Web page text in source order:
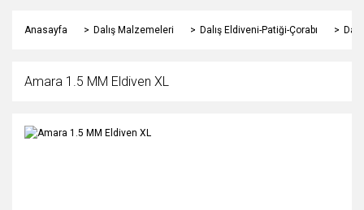
Anasayfa Dalış Malzemeleri Dalış Eldiveni-Patiği-Çorabı
Amara 1.5 MM Eldiven XL